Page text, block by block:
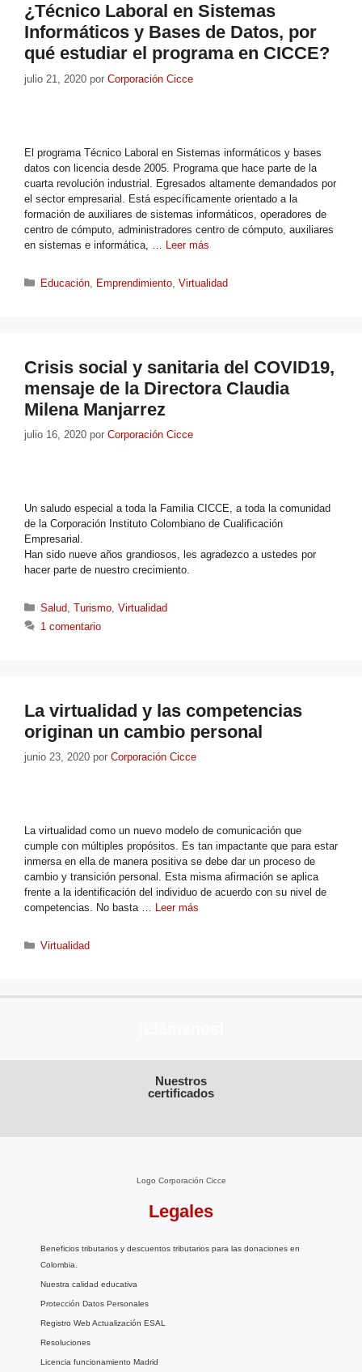
¿Técnico Laboral en Sistemas
Informáticos y Bases de Datos, por
qué estudiar el programa en CICCE?
julio 21, 2020 por Corporación Cicce
El programa Técnico Laboral en Sistemas informáticos y bases
datos con licencia desde 2005. Programa que hace parte de la
cuarta revolución industrial. Egresados altamente demandados por
el sector empresarial. Está específicamente orientado a la
formación de auxiliares de sistemas informáticos, operadores de
centro de cómputo, administradores centro de cómputo, auxiliares
en sistemas e informática, …
Leer más
Educación Emprendimiento ,Virtualidad
Crisis social y sanitaria del COVID19,
mensaje de la Directora Claudia
Milena Manjarrez
julio 16, 2020 por Corporación Cicce
Un saludo especial a toda la Familia CICCE, a toda la comunidad
de la Corporación Instituto Colombiano de Cualificación
Empresarial.
Han sido nueve años grandiosos, les agradezco a ustedes por
hacer parte de nuestro crecimiento.
Salud ,Turismo ,Virtualidad
1 comentario
La virtualidad y las competencias
originan un cambio personal
junio 23, 2020 por Corporación Cicce
La virtualidad como un nuevo modelo de comunicación que
cumple con múltiples propósitos. Es tan impactante que para estar
inmersa en ella de manera positiva se debe dar un proceso de
cambio y transición personal. Esta misma afirmación se aplica
frente a la identificación del individuo de acuerdo con su nivel de
competencias. No basta … Leer más
Virtualidad
Nuestros
certificados
Logo Corporación Cicce
Legales
Beneficios tributarios y descuentos tributarios para las donaciones en
Colombia.
Nuestra calidad educativa
Protección Datos Personales
Registro Web Actualización ESAL
Resoluciones
Licencia funcionamiento Madrid